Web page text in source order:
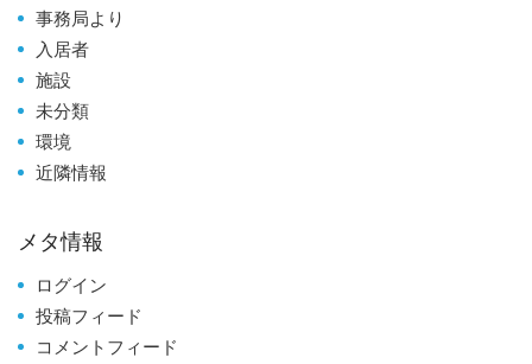
事務局より
入居者
施設
未分類
環境
近隣情報
メタ情報
ログイン
投稿フィード
コメントフィード